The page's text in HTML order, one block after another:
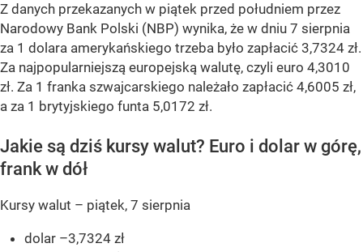
Z danych przekazanych w piątek przed południem przez
Narodowy Bank Polski (NBP) wynika, że w dniu 7 sierpnia
za 1 dolara amerykańskiego trzeba było zapłacić 3,7324 zł.
Za najpopularniejszą europejską walutę, czyli euro 4,3010
zł. Za 1 franka szwajcarskiego należało zapłacić 4,6005 zł,
a za 1 brytyjskiego funta 5,0172 zł.
Jakie są dziś kursy walut? Euro i dolar w górę,
frank w dół
Kursy walut – piątek, 7 sierpnia
dolar –3,7324 zł